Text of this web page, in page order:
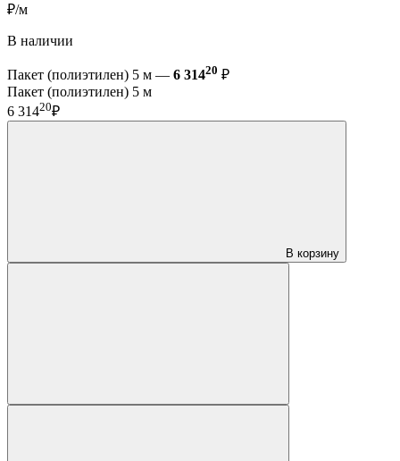
₽/м
В наличии
Пакет (полиэтилен) 5 м — 6 31420 ₽
Пакет (полиэтилен) 5 м
6 31420₽
В корзину